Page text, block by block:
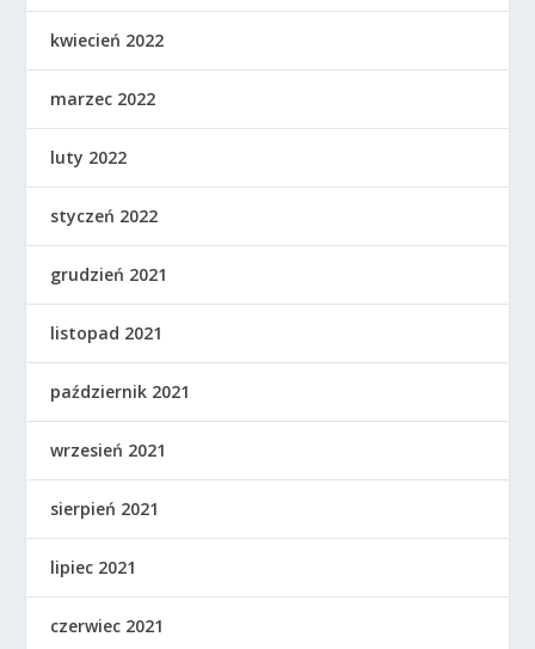
kwiecień 2022
marzec 2022
luty 2022
styczeń 2022
grudzień 2021
listopad 2021
październik 2021
wrzesień 2021
sierpień 2021
lipiec 2021
czerwiec 2021